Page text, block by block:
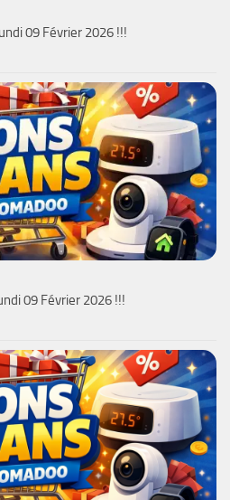
09 Février 2026 !!!
09 Février 2026 !!!